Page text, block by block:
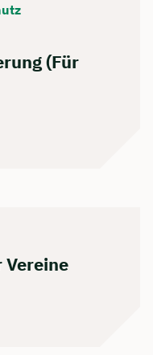
(Für
Vereine